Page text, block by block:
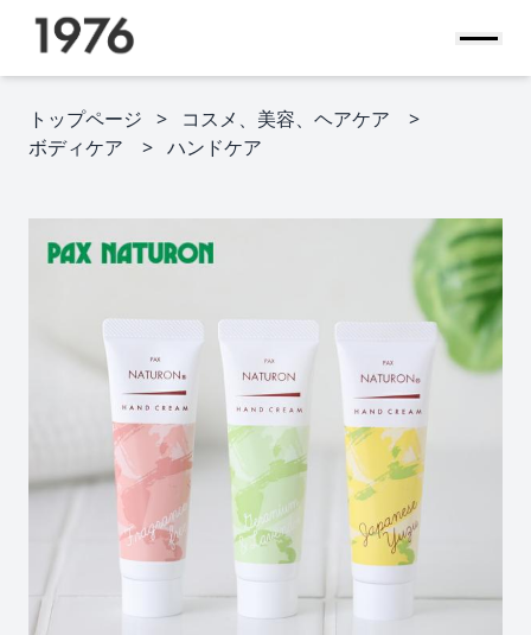
トップページ
コスメ、美容、ヘアケア
ボディケア
ハンドケア